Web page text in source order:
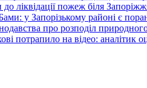
до ліквідації пожеж біля
у Запорізькому районі є
про розподіл
потрапило на відео: аналітик